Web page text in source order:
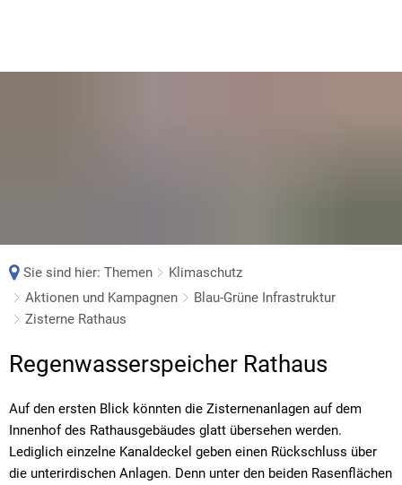
Sie sind hier: Themen
Klimaschutz
Aktionen und Kampagnen
Blau-Grüne Infrastruktur
Zisterne Rathaus
Zisterne
Rathaus
Regenwasserspeicher Rathaus
Auf den ersten Blick könnten die Zisternenanlagen auf dem
Innenhof des Rathausgebäudes glatt übersehen werden.
Lediglich einzelne Kanaldeckel geben einen Rückschluss über
die unterirdischen Anlagen. Denn unter den beiden Rasenflächen